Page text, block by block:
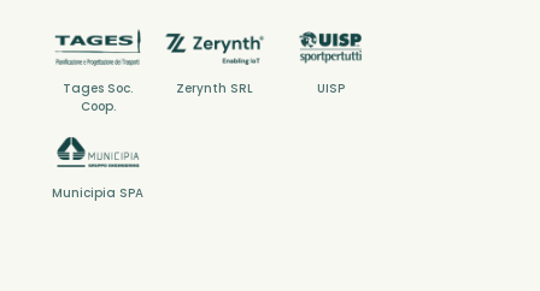
Tages Soc.
Coop.
Zerynth SRL UISP
Municipia SPA